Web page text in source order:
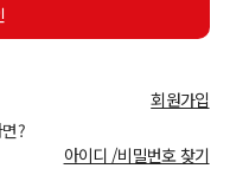
회원가입
?
아이디 /비밀번호 찾기